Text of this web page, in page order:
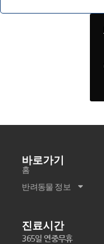
바로가기
홈
반려동물 정보
진료시간
365일 연중무휴